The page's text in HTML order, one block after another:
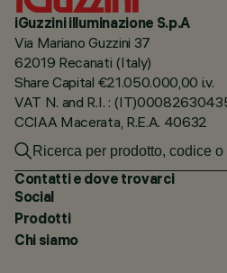
iGuzzini illuminazione S.p.A
Via Mariano Guzzini 37
62019 Recanati (Italy)
Share Capital €21.050.000,00 i.v.
VAT N. and R.I. :
CCIAA Macerata, R.E.A. 40632
Contatti e dove trovarci
Social
Prodotti
Chi siamo